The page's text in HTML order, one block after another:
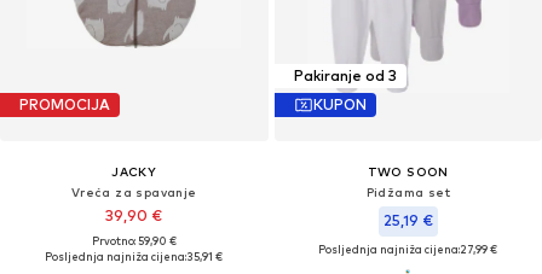
PROMOCIJA
JACKY
Vreća za spavanje
39,90 €
Prvotno: 59,90 €
Posljednja najniža cijena:35,91 €
Pakiranje od 3
KUPON
TWO SOON
Pidžama set
25,19 €
Posljednja najniža cijena:27,99 €